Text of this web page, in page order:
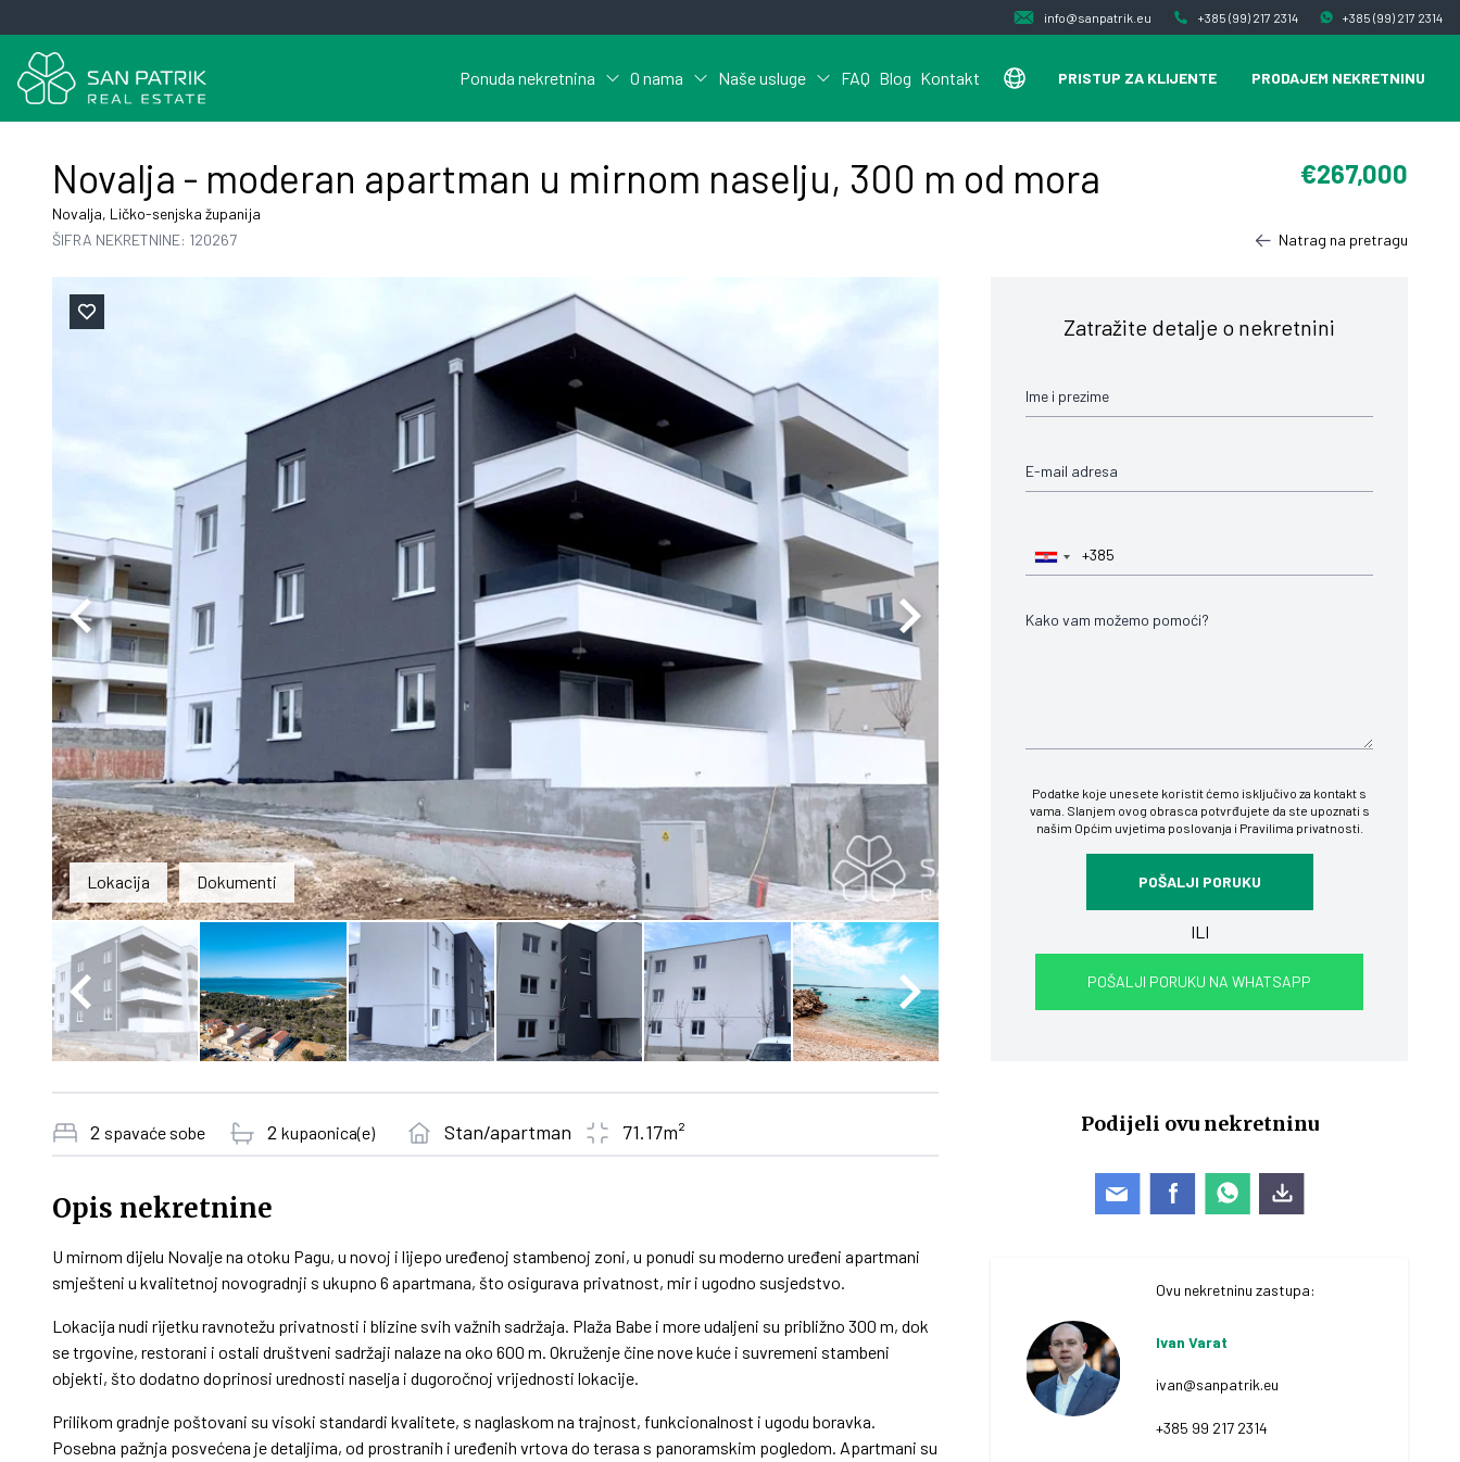
info@sanpatrik.eu +385 (99) 217 2314 +385 (99) 217 2314
Ponuda nekretnina O nama Naše usluge FAQ Blog Kontakt PRISTUP ZA KLIJENTE PRODAJEM NEKRETNINU
Novalja - moderan apartman u mirnom naselju, 300 m od mora
Novalja, Ličko-senjska županija
€267,000
ŠIFRA NEKRETNINE: 120267 Natrag na pretragu
Lokacija Dokumenti
Zatražite detalje o nekretnini
Podatke koje unesete koristit ćemo isključivo za kontakt s
vama. Slanjem ovog obrasca potvrđujete da ste upoznati s
našim Općim uvjetima poslovanja i Pravilima privatnosti
ILI
POŠALJI PORUKU NA WHATSAPP
2 spavaće sobe 2kupaonica(e) Stan/apartman 71.17m²
Opis nekretnine
U mirnom dijelu Novalje na otoku Pagu, u novoj i lijepo uređenoj stambenoj zoni, u ponudi su moderno uređeni apartmani
smješteni u kvalitetnoj novogradnji s ukupno 6 apartmana, što osigurava privatnost, mir i ugodno susjedstvo.
Lokacija nudi rijetku ravnotežu privatnosti i blizine svih važnih sadržaja. Plaža Babe i more udaljeni su približno 300 m, dok
se trgovine, restorani i ostali društveni sadržaji nalaze na oko 600 m. Okruženje čine nove kuće i suvremeni stambeni
objekti, što dodatno doprinosi urednosti naselja i dugoročnoj vrijednosti lokacije.
Prilikom gradnje poštovani su visoki standardi kvalitete, s naglaskom na trajnost, funkcionalnost i ugodu boravka.
Posebna pažnja posvećena je detaljima, od prostranih i uređenih vrtova do terasa s panoramskim pogledom. Apartmani su
Podijeli ovu nekretninu
Ovu nekretninu zastupa:
Ivan Varat
ivan@sanpatrik.eu
+385 99 217 2314